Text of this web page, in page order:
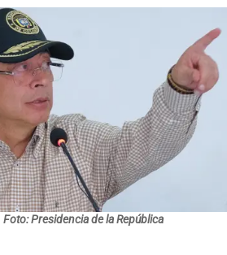
Foto: Presidencia de la República